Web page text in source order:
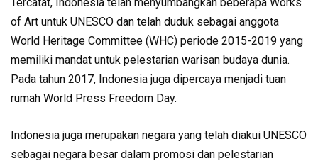
of Art untuk UNESCO dan telah duduk sebagai anggota
World Heritage Committee (WHC) periode 2015-2019 yang
memiliki mandat untuk pelestarian warisan budaya dunia.
Pada tahun 2017, Indonesia juga dipercaya menjadi tuan
rumah World Press Freedom Day.
Indonesia juga merupakan negara yang telah diakui UNESCO
sebagai negara besar dalam promosi dan pelestarian